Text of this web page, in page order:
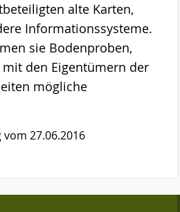
alte Karten,
Informationssysteme.
sie Bodenproben,
den Eigentümern der
mögliche
27.06.2016